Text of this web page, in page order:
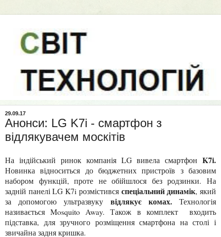
29.09.17
Анонси: LG K7i - смартфон з
відлякувачем москітів
На індійський ринок компанія LG вивела смартфон K7i.
Новинка відноситься до бюджетних пристроїв з базовим
набором функцій, проте не обійшлося без родзинки. На
задній панелі LG K7i розмістився спеціальний динамік, який
за допомогою ультразвуку відлякує комах.Технологія
називається Mosquito Away. Також в комплект входить
підставка, для зручного розміщення смартфона на столі і
звичайна задня кришка.